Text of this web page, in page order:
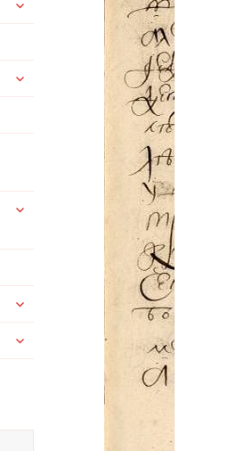
раскрыть
раскрыть
раскрыть
меню
раскрыть